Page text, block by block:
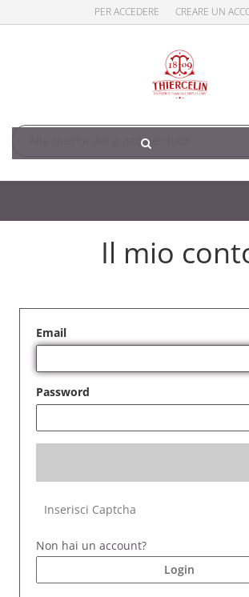
PER ACCEDERE CREARE UN
Il mio
Email
Password
Non hai un account?
Login